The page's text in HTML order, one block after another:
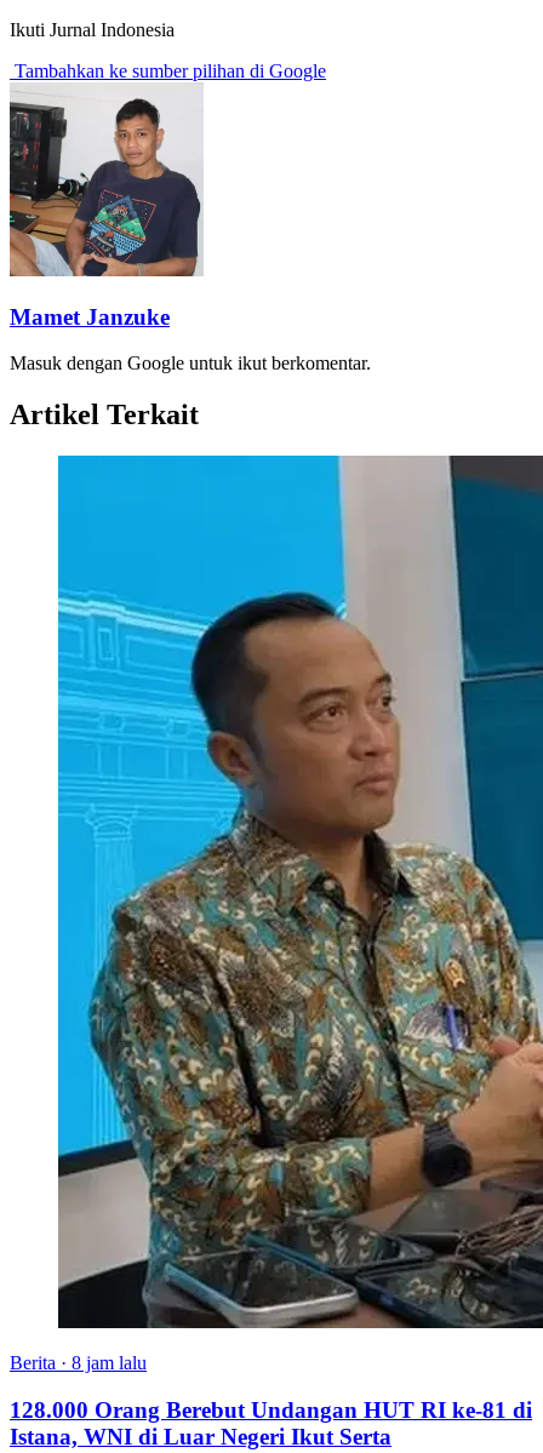
Ikuti Jurnal Indonesia
Tambahkan ke sumber pilihan di Google
Mamet Janzuke
Masuk dengan Google untuk ikut berkomentar.
Artikel Terkait
Berita · 8 jam lalu
128.000 Orang Berebut Undangan HUT RI ke-81 di
Istana, WNI di Luar Negeri Ikut Serta